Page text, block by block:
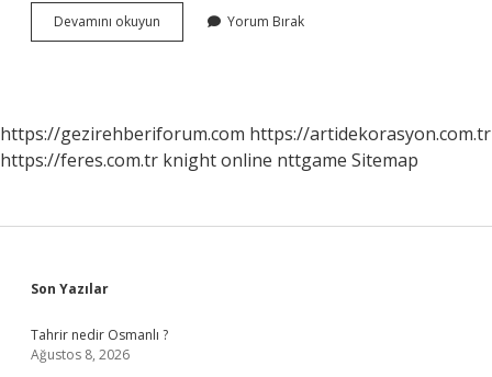
Devamını okuyun
Nerede
Yorum Bırak
https://gezirehberiforum.com https://artidekorasyon.com.tr
https://feres.com.tr knight online nttgame Sitemap
Sidebar
Son Yazılar
Tahrir nedir Osmanlı ?
Ağustos 8, 2026